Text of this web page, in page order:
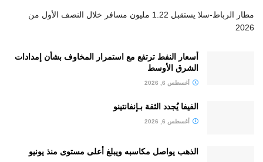
مطار الرباط-سلا يستقبل 1.22 مليون مسافر خلال النصف الأول من
2026
أسعار النفط ترتفع مع استمرار المخاوف بشأن إمدادات
الشرق الأوسط
أغسطس 6, 2026
الفيفا يُجدد الثقة بـإنفانتينو
أغسطس 6, 2026
الذهب يواصل مكاسبه ويبلغ أعلى مستوى منذ يونيو